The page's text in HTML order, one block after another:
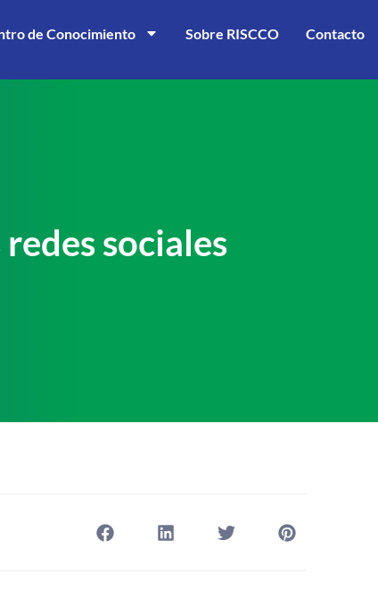
de Conocimiento Sobre RISCCO Contacto
sociales